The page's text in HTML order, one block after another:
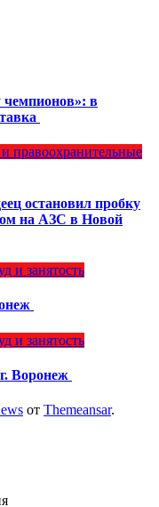
в
правоохранительные
остановил пробку
на АЗС в Новой
и занятость
и занятость
Воронеж
от Themeansar.